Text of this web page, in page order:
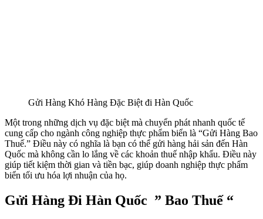
Gửi Hàng Khó Hàng Đặc Biệt đi Hàn Quốc
Một trong những dịch vụ đặc biệt mà chuyển phát nhanh quốc tế
cung cấp cho ngành công nghiệp thực phẩm biển là “Gửi Hàng Bao
Thuế.” Điều này có nghĩa là bạn có thể gửi hàng hải sản đến Hàn
Quốc mà không cần lo lắng về các khoản thuế nhập khẩu. Điều này
giúp tiết kiệm thời gian và tiền bạc, giúp doanh nghiệp thực phẩm
biển tối ưu hóa lợi nhuận của họ.
Gửi Hàng Đi Hàn Quốc ” Bao Thuế “